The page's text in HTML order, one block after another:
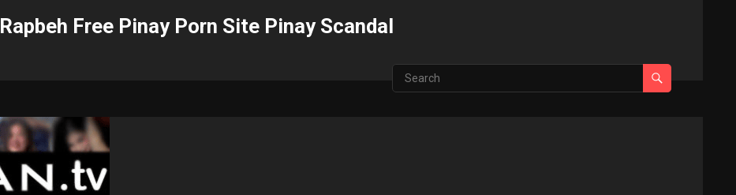
Rapbeh Free Pinay Porn Site Pinay Scandal